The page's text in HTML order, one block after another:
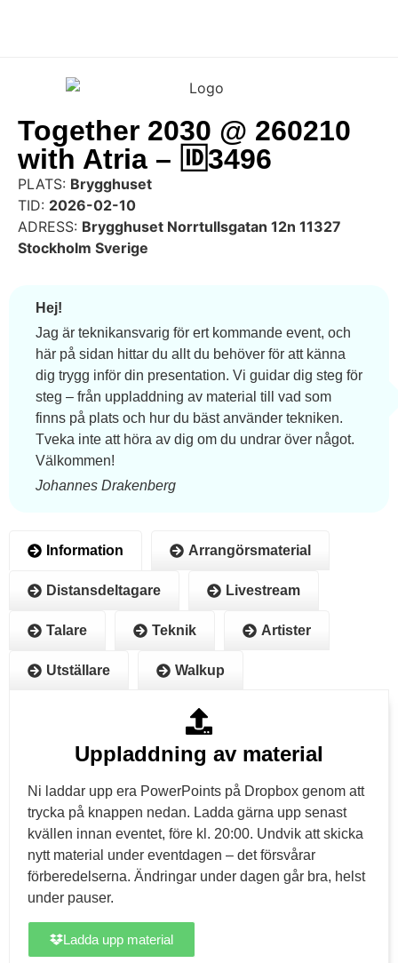
Together 2030 @ 260210
with Atria – 🆔3496
PLATS: Brygghuset
TID: 2026-02-10
ADRESS: Brygghuset Norrtullsgatan 12n 11327
Stockholm Sverige
Hej!
Jag är teknikansvarig för ert kommande event, och
här på sidan hittar du allt du behöver för att känna
dig trygg inför din presentation. Vi guidar dig steg för
steg – från uppladdning av material till vad som
finns på plats och hur du bäst använder tekniken.
Tveka inte att höra av dig om du undrar över något.
Välkommen!
Johannes Drakenberg
Information Arrangörsmaterial
Distansdeltagare Livestream
Talare Teknik Artister
Utställare Walkup
Uppladdning av material
Ni laddar upp era PowerPoints på Dropbox genom att
trycka på knappen nedan. Ladda gärna upp senast
kvällen innan eventet, före kl. 20:00. Undvik att skicka
nytt material under eventdagen – det försvårar
förberedelserna. Ändringar under dagen går bra, helst
under pauser.
Ladda upp material